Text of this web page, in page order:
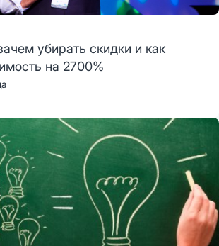
убирать скидки и как
на 2700%